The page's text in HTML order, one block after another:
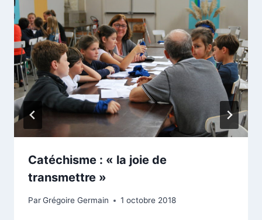
Catéchisme : « la joie de
transmettre »
ParGrégoire Germain 1 octobre 2018